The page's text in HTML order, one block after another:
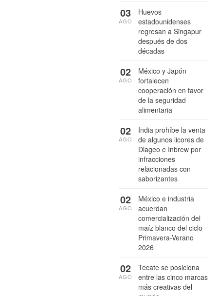
Huevos
estadounidenses
regresan a Singapur
después de dos
décadas
03
AGO
México y Japón
fortalecen
cooperación en favor
de la seguridad
alimentaria
02
AGO
India prohíbe la venta
de algunos licores de
Diageo e Inbrew por
infracciones
relacionadas con
saborizantes
02
AGO
México e industria
acuerdan
comercialización del
maíz blanco del ciclo
Primavera-Verano
2026
02
AGO
Tecate se posiciona
entre las cinco marcas
más creativas del
02
AGO